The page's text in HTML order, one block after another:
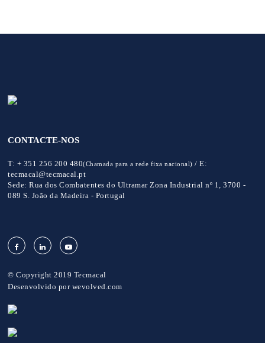
CONTACTE-NOS
T: + 351 256 200 480(Chamada para a rede fixa nacional) /E:
tecmacal@tecmacal.pt
Sede: Rua dos Combatentes do Ultramar Zona Industrial nº 1, 3700 -
089 S. João da Madeira - Portugal
© Copyright 2019 Tecmacal
Desenvolvido por wevolved.com